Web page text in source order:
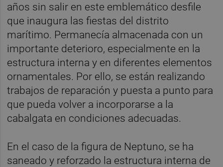
años sin salir en este emblemático desfile
que inaugura las fiestas del distrito
marítimo. Permanecía almacenada con un
importante deterioro, especialmente en la
estructura interna y en diferentes elementos
ornamentales. Por ello, se están realizando
trabajos de reparación y puesta a punto para
que pueda volver a incorporarse a la
cabalgata en condiciones adecuadas.
En el caso de la figura de Neptuno, se ha
saneado y reforzado la estructura interna de